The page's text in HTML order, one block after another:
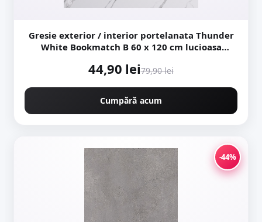
Gresie exterior / interior portelanata Thunder
White Bookmatch B 60 x 120 cm lucioasa
44,90 lei79,90 lei
Cumpără acum
-44%